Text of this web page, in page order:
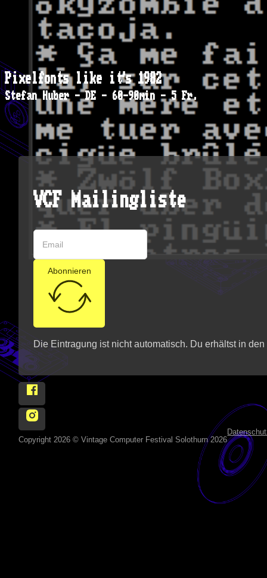
Pixelfonts like it's 1982
Stefan Huber - DE - 60-90min - 5 Fr.
VCF Mailingliste
Abonnieren
Die Eintragung ist nicht automatisch. Du erhältst in
Follow Vintage Computer Festival Solothurn 2026 on
Copyright 2026 © Vintage Computer Festival Solothurn 2026